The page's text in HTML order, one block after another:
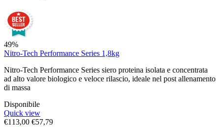
49%
Nitro-Tech Performance Series 1,8kg
Nitro-Tech Performance Series siero proteina isolata e concentrata
ad alto valore biologico e veloce rilascio, ideale nel post allenamento
di massa
Disponibile
Quick view
€113,00 €57,79